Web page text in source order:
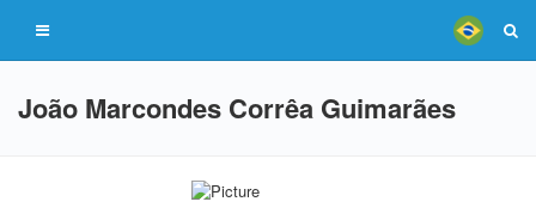
João Marcondes Corrêa Guimarães